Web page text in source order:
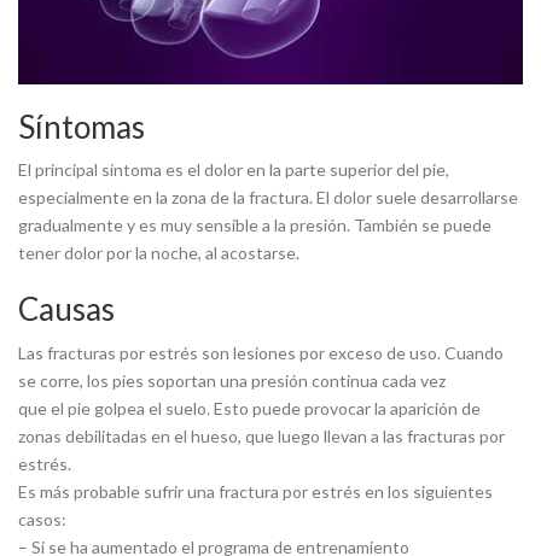
Síntomas
El principal síntoma es el dolor en la parte superior del pie,
especialmente en la zona de la fractura. El dolor suele desarrollarse
gradualmente y es muy sensible a la presión. También se puede
tener dolor por la noche, al acostarse.
Causas
Las fracturas por estrés son lesiones por exceso de uso. Cuando
se corre, los pies soportan una presión continua cada vez
que el pie golpea el suelo. Esto puede provocar la aparición de
zonas debilitadas en el hueso, que luego llevan a las fracturas por
estrés.
Es más probable sufrir una fractura por estrés en los siguientes
casos:
– Si se ha aumentado el programa de entrenamiento